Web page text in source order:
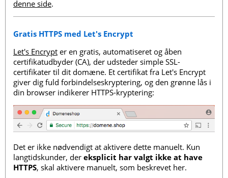
denne side.
Gratis HTTPS med Let's Encrypt
Let's Encrypt er en gratis, automatiseret og åben
certifikatudbyder (CA), der udsteder simple SSL-
certifikater til dit domæne. Et certifikat fra Let's Encrypt
giver dig fuld forbindelseskryptering, og den grønne lås i
din browser indikerer HTTPS-kryptering:
Det er ikke nødvendigt at aktivere dette manuelt. Kun
langtidskunder, der eksplicit har valgt ikke at have
HTTPS, skal aktivere manuelt, som beskrevet her.